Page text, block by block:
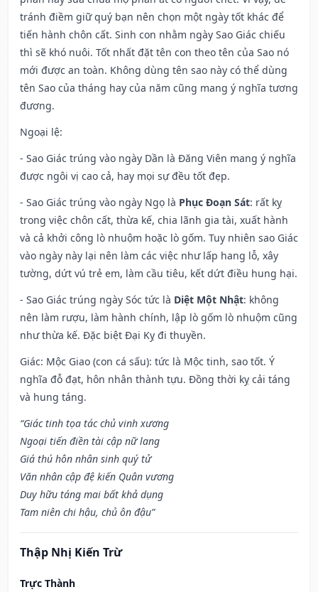
tránh điềm giữ quý bạn nên chọn một ngày tốt khác để
tiến hành chôn cất. Sinh con nhằm ngày Sao Giác chiếu
thì sẽ khó nuôi. Tốt nhất đặt tên con theo tên của Sao nó
mới được an toàn. Không dùng tên sao này có thể dùng
tên Sao của tháng hay của năm cũng mang ý nghĩa tương
đương.
Ngoại lệ:
- Sao Giác trúng vào ngày Dần là Đăng Viên mang ý nghĩa
được ngôi vị cao cả, hay mọi sự đều tốt đẹp.
- Sao Giác trúng vào ngày Ngọ là Phục Đoạn Sát: rất kỵ
trong việc chôn cất, thừa kế, chia lãnh gia tài, xuất hành
và cả khởi công lò nhuộm hoặc lò gốm. Tuy nhiên sao Giác
vào ngày này lại nên làm các việc như lấp hang lỗ, xây
tường, dứt vú trẻ em, làm cầu tiêu, kết dứt điều hung hại.
- Sao Giác trúng ngày Sóc tức là Diệt Một Nhật: không
nên làm rượu, làm hành chính, lập lò gốm lò nhuộm cũng
như thừa kế. Đặc biệt Đại Kỵ đi thuyền.
Giác: Mộc Giao (con cá sấu): tức là Mộc tinh, sao tốt. Ý
nghĩa đỗ đạt, hôn nhân thành tựu. Đồng thời kỵ cải táng
và hung táng.
“Giác tinh tọa tác chủ vinh xương
Ngoại tiến điền tài cập nữ lang
Giá thú hôn nhân sinh quý tử
Văn nhân cập đệ kiến Quân vương
Duy hữu táng mai bất khả dụng
Tam niên chi hậu, chủ ôn đậu”
Thập Nhị Kiến Trừ
Trực Thành